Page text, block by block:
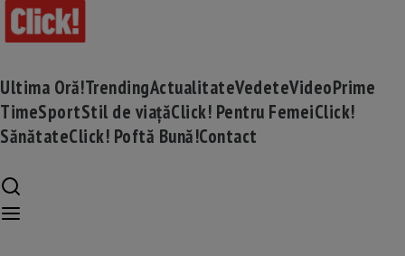
Ultima Oră!TrendingActualitateVedeteVideoPrime
TimeSportStil de viațăClick! Pentru FemeiClick!
SănătateClick! Poftă Bună!Contact